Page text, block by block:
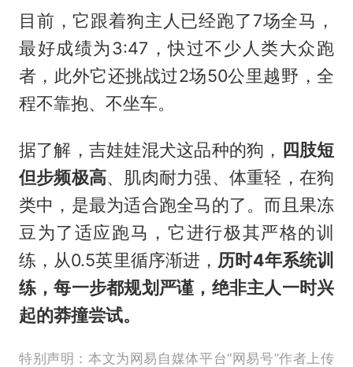
目前，它跟着狗主人已经跑了7场全马，
最好成绩为3:47，快过不少人类大众跑
者，此外它还挑战过2场50公里越野，全
程不靠抱、不坐车。
据了解，吉娃娃混犬这品种的狗， 四肢短
但步频极高、肌肉耐力强、体重轻，在狗
类中，是最为适合跑全马的了。而且果冻
豆为了适应跑马，它进行极其严格的训
练，从0.5英里循序渐进， 历时4年系统训
练，每一步都规划严谨，绝非主人一时兴
起的莽撞尝试。
特别声明：本文为网易自媒体平台“网易号”作者上传